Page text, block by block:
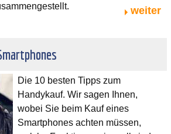
weiter
Die 10 besten Tipps zum
Handykauf. Wir sagen Ihnen,
wobei Sie beim Kauf eines
Smartphones achten müssen,